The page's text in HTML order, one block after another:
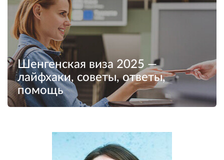
Шенгенская виза 2025 —
лайфхаки, советы, ответы,
помощь